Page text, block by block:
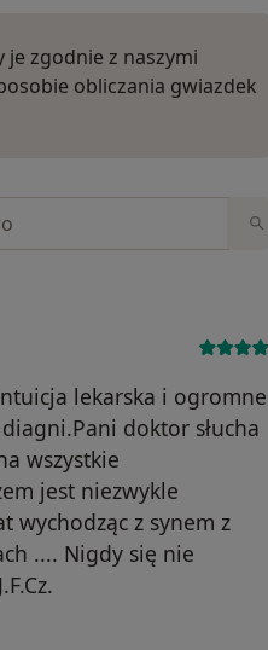
zgodnie z naszymi
obliczania gwiazdek
lekarska i ogromne
doktor słucha
wszystkie
jest niezwykle
wychodząc z synem z
.... Nigdy się nie